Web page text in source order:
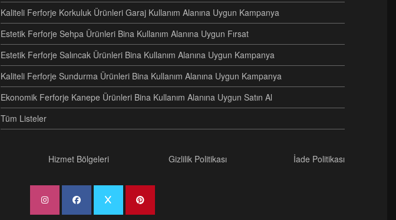
Kaliteli Ferforje Korkuluk Ürünleri Garaj Kullanım Alanına Uygun Kampanya
Estetik Ferforje Sehpa Ürünleri Bina Kullanım Alanına Uygun Fırsat
Estetik Ferforje Salıncak Ürünleri Bina Kullanım Alanına Uygun Kampanya
Kaliteli Ferforje Sundurma Ürünleri Bina Kullanım Alanına Uygun Kampanya
Ekonomik Ferforje Kanepe Ürünleri Bina Kullanım Alanına Uygun Satın Al
Tüm Listeler
Hizmet Bölgeleri Gizlilik Politikası İade Politikası